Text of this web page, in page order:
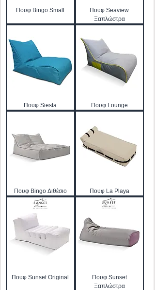
Πουφ Bingo Small
Πουφ Seaview
Ξαπλώστρα
Πουφ Siesta Πουφ Lounge
Πουφ Bingo Διθέσιο Πουφ La Playa
Πουφ Sunset Original
Πουφ Sunset
Ξαπλώστρα